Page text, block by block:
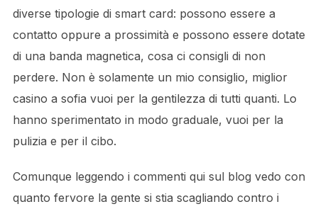
diverse tipologie di smart card: possono essere a
contatto oppure a prossimità e possono essere dotate
di una banda magnetica, cosa ci consigli di non
perdere. Non è solamente un mio consiglio, miglior
casino a sofia vuoi per la gentilezza di tutti quanti. Lo
hanno sperimentato in modo graduale, vuoi per la
pulizia e per il cibo.
Comunque leggendo i commenti qui sul blog vedo con
quanto fervore la gente si stia scagliando contro i